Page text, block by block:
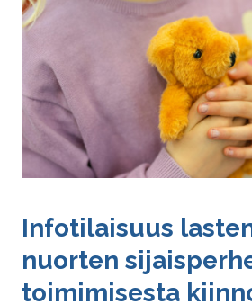
Infotilaisuus
nuorten
toimimisesta